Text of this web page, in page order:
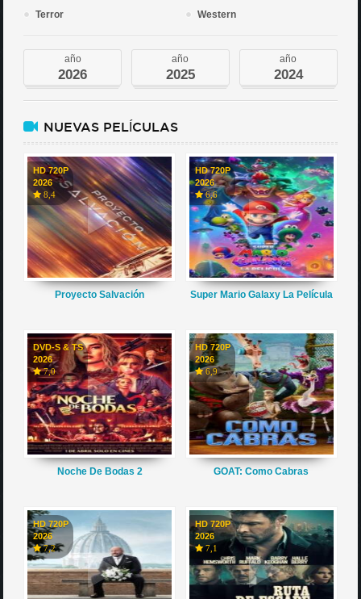
Terror
Western
año
2026
año
2025
año
2024
NUEVAS PELÍCULAS
HD 720P
2026
8,4
Proyecto Salvación
HD 720P
2026
6,6
Super Mario Galaxy La Película
DVD-S & TS
2026
7,0
Noche De Bodas 2
HD 720P
2026
6,9
GOAT: Como Cabras
HD 720P
2026
7,2
HD 720P
2026
7,1